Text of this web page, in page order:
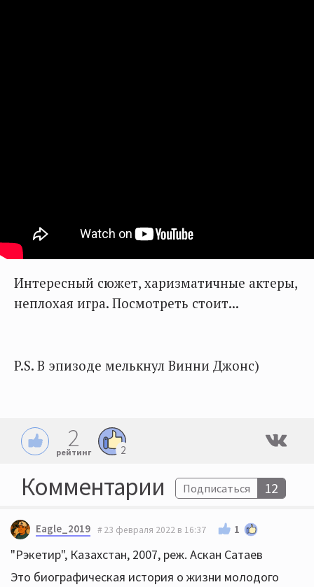
Интересный сюжет, харизматичные актеры,
неплохая игра. Посмотреть стоит...
P.S. В эпизоде мелькнул Винни Джонс)
2
рейтинг 2
Комментарии Подписаться 12
Eagle_2019 23 февраля 2022 в 16:37 1
"Рэкетир", Казахстан, 2007, реж. Аскан Сатаев
Это биографическая история о жизни молодого